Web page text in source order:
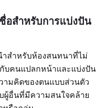
อสำหรับการแบ่งปัน
สำหรับห้องสนทนาที่ไม่
บคนแปลกหน้าและแบ่งปัน
ามคิดของตนแบบส่วนตัว
อื่นที่มีความสนใจคล้าย